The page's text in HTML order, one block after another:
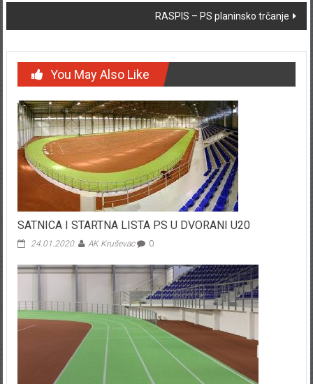
RASPIS – PS planinsko trčanje
You May Also Like
SATNICA I STARTNA LISTA PS U DVORANI U20
24.01.2020. AK Kruševac 0